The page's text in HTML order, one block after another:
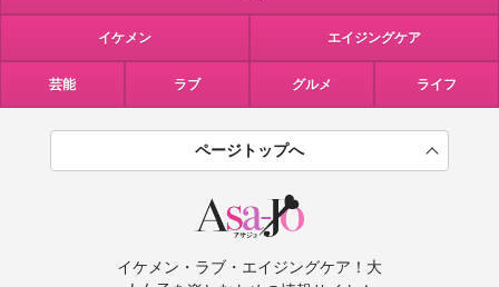
イケメン エイジングケア
芸能 ラブ グルメ ライフ
ページトップへ
イケメン・ラブ・エイジングケア！大